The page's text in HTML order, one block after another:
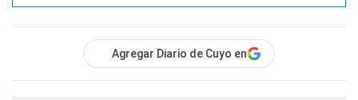
Agregar Diario de Cuyo en